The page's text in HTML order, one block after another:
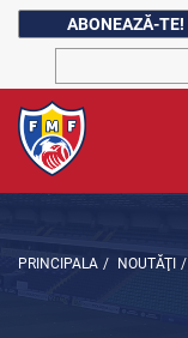
ABONEAZĂ-TE!
PRINCIPALA / NOUTĂŢI /